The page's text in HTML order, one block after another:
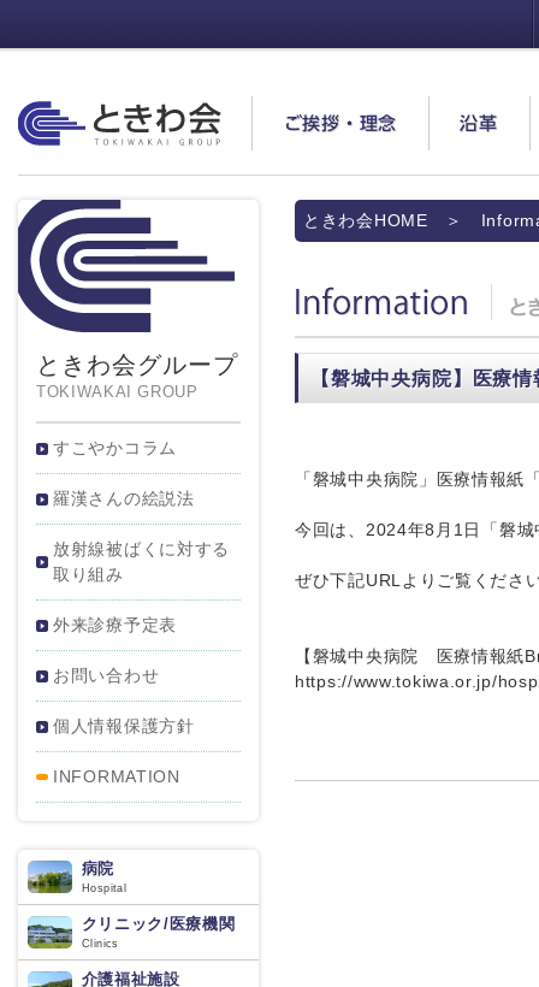
ご挨拶・理念 沿革
ときわ会HOME ＞
Information
【磐城中央病院】医療
「磐城中央病院」医療情報
今回は、2024年8月1日「磐
ぜひ下記URLよりご覧くださ
【磐城中央病院 医療情報紙
https://www.tokiwa.or.jp/
ときわ会グループ
TOKIWAKAI GROUP
すこやかコラム
羅漢さんの絵説法
放射線被ばくに対する
取り組み
外来診療予定表
お問い合わせ
個人情報保護方針
INFORMATION
病院
Hospital
クリニック/医療機関
Clinics
介護福祉施設